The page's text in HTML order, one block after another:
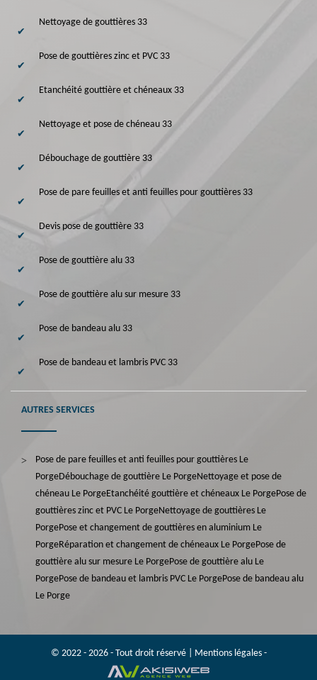
Nettoyage de gouttières 33
Pose de gouttières zinc et PVC 33
Etanchéité gouttière et chéneaux 33
Nettoyage et pose de chéneau 33
Débouchage de gouttière 33
Pose de pare feuilles et anti feuilles pour gouttières 33
Devis pose de gouttière 33
Pose de gouttière alu 33
Pose de gouttière alu sur mesure 33
Pose de bandeau alu 33
Pose de bandeau et lambris PVC 33
AUTRES SERVICES
Pose de pare feuilles et anti feuilles pour gouttières Le
PorgeDébouchage de gouttière Le PorgeNettoyage et pose de
chéneau Le PorgeEtanchéité gouttière et chéneaux Le PorgePose de
gouttières zinc et PVC Le PorgeNettoyage de gouttières Le
PorgePose et changement de gouttières en aluminium Le
PorgeRéparation et changement de chéneaux Le PorgePose de
gouttière alu sur mesure Le PorgePose de gouttière alu Le
PorgePose de bandeau et lambris PVC Le PorgePose de bandeau alu
Le Porge
© 2022 - 2026 - Tout droit réservé | Mentions légales-